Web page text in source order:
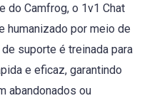
do Camfrog, o 1v1 Chat
humanizado por meio de
suporte é treinada para
e eficaz, garantindo
abandonados ou